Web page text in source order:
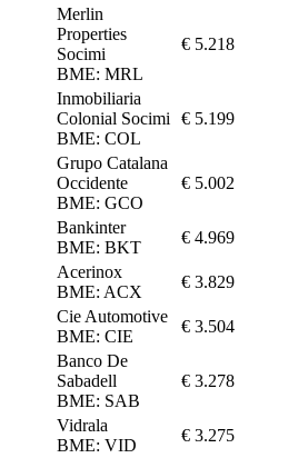
Merlin
Properties
Socimi
BME: MRL
€ 5.218
Inmobiliaria
Colonial Socimi
BME: COL
€ 5.199
Grupo Catalana
Occidente
BME: GCO
€ 5.002
Bankinter
BME: BKT
€ 4.969
Acerinox
BME: ACX
€ 3.829
Cie Automotive
BME: CIE
€ 3.504
Banco De
Sabadell
BME: SAB
€ 3.278
Vidrala
BME: VID
€ 3.275